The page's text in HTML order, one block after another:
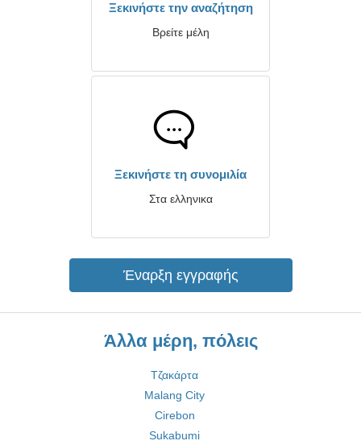
Ξεκινήστε την αναζήτηση
Βρείτε μέλη
Ξεκινήστε τη συνομιλία
Στα ελληνικα
Έναρξη εγγραφής
Άλλα μέρη, πόλεις
Τζακάρτα
Malang City
Cirebon
Sukabumi